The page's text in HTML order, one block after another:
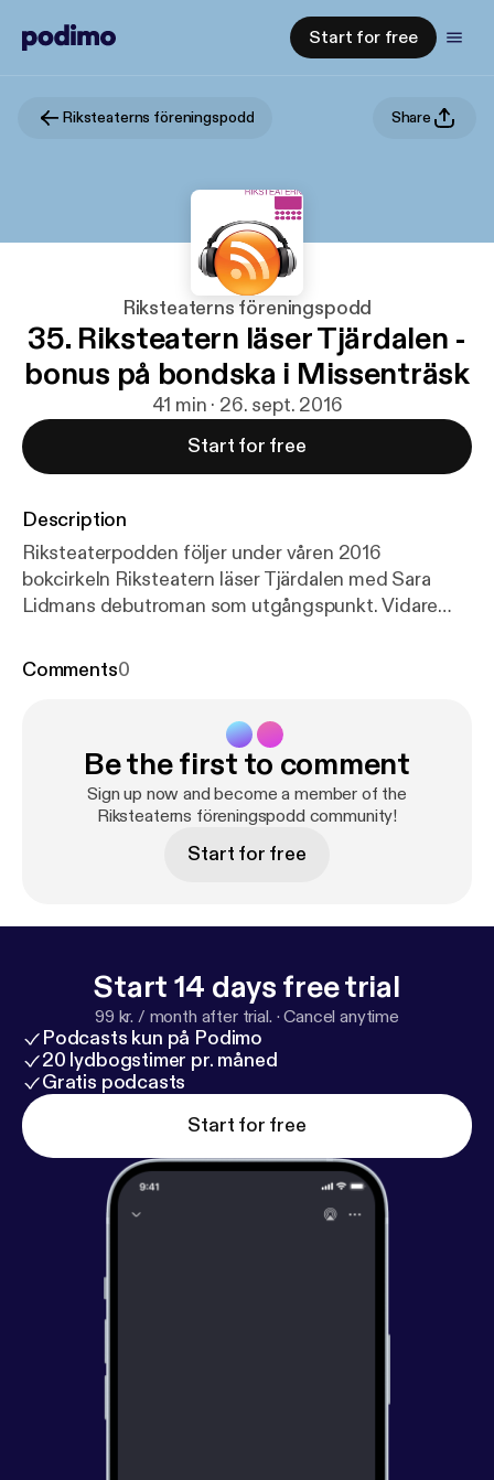
Start for free
Riksteaterns föreningspodd Share
Riksteaterns föreningspodd
35. Riksteatern läser Tjärdalen -
bonus på bondska i Missenträsk
41 min · 26. sept. 2016
Start for free
Description
Riksteaterpodden följer under våren 2016
bokcirkeln Riksteatern läser Tjärdalen med Sara
Lidmans debutroman som utgångspunkt. Vidare
Comments0
Be the first to comment
Sign up now and become a member of the
Riksteaterns föreningspodd community!
Start for free
Start 14 days free trial
99 kr. / month after trial. ·Cancel anytime
Podcasts kun på Podimo
20 lydbogstimer pr. måned
Gratis podcasts
Start for free